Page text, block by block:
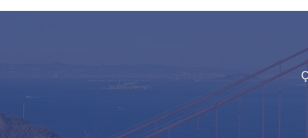
Pas geçirmez 500 Watt su ısıtıcı eleman
Özelleştirilebilir Endüstriyel Su Isıtma
8 mm boru çapı elektrikli sıcak su elemanı
Hızlı Isıtma Ticari Isıtma Elemanı Restoran